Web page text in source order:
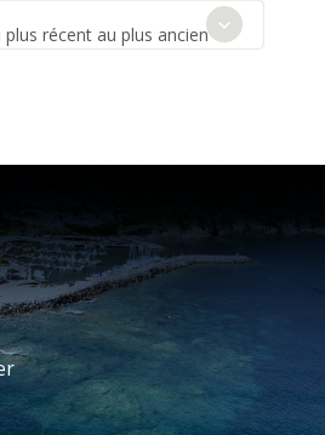
plus récent au plus ancien